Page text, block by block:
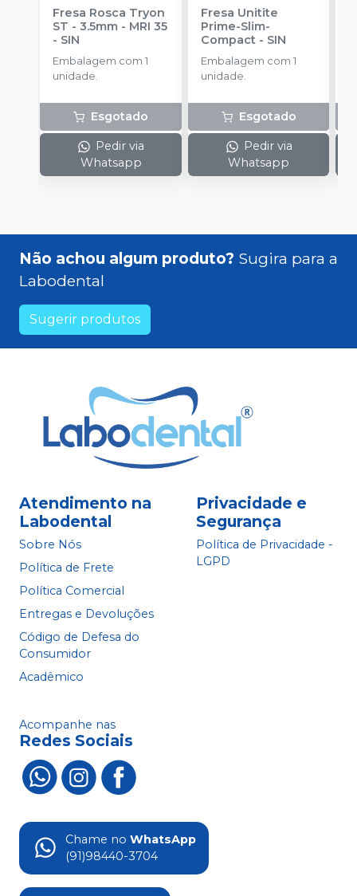
Fresa Rosca Tryon
ST - 3.5mm - MRI 35
- SIN
Embalagem com 1
unidade.
Esgotado
Pedir via
Whatsapp
Fresa Unitite
Prime-Slim-
Compact- SIN
Embalagem com 1
unidade.
Esgotado
Pedir via
Whatsapp
Não achou algum produto? Sugira para a
Labodental
Sugerir produtos
Atendimento na
Labodental
Sobre Nós
Política de Frete
Política Comercial
Entregas e Devoluções
Código de Defesa do
Consumidor
Acadêmico
Privacidade e
Segurança
Política de Privacidade -
LGPD
Acompanhe nas
Redes Sociais
Chame no WhatsApp
(91)98440-3704